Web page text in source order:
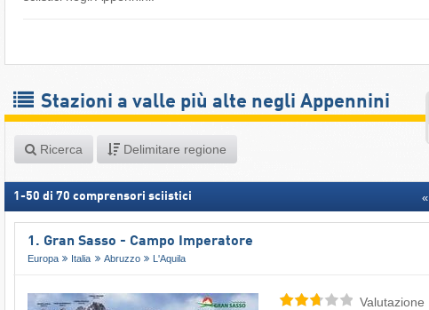
Stazioni a valle più alte negli Appennini
Ricerca Delimitare regione
1 -50 di 70 comprensori sciistici «
1. Gran Sasso - Campo Imperatore
Europa Italia Abruzzo L'Aquila
Valutazione